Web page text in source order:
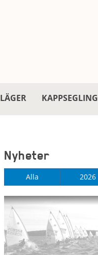
LÄGER KAPPSEGLING
Nyheter
Alla 2026